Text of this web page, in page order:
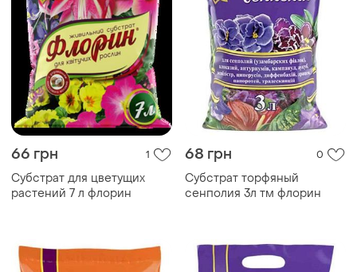
66 грн 1
Субстрат для цветущих
растений 7 л флорин
68 грн 0
Субстрат торфяный
сенполия 3л тм флорин